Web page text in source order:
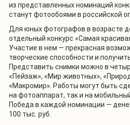
из представленных номинаций
станут фотообоями в российской
Для юных фотографов в возрасте
отдельный конкурс «Самая
Участие в нем — прекрасная
творческие способности и
Представить снимки можно в
«Пейзаж», «Мир животных»,
«Макромир». Работы могут быть
на фотоаппарат, так и на
Победа в каждой номинации —
100 тыс. руб.